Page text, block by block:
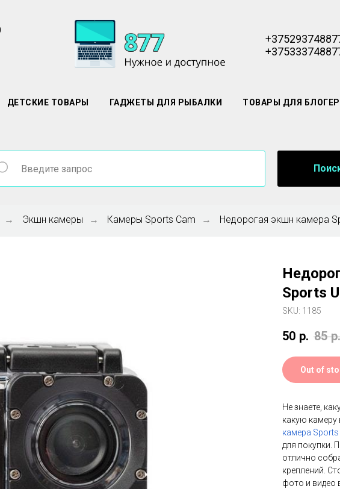
ДЕТСКИЕ ТОВАРЫ ГАДЖЕТЫ ДЛЯ РЫБАЛКИ ТОВАРЫ ДЛЯ
→ Экшн камеры → Камеры Sports Cam → Недорогая экшн камера
Sports
SKU: 1185
50 р. 85 р.
Out of
Не знаете,
какую камеру
камера Sports
для покупки.
отлично
креплений.
фото и видео